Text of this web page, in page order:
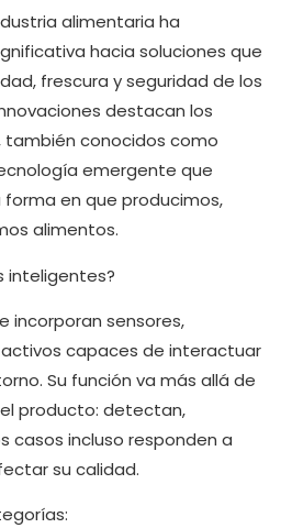
alimentaria ha
hacia soluciones que
frescura y seguridad de los
destacan los
conocidos como
emergente que
en que producimos,
alimentos.
inteligentes?
incorporan sensores,
capaces de interactuar
Su función va más allá de
producto: detectan,
casos incluso responden a
su calidad.